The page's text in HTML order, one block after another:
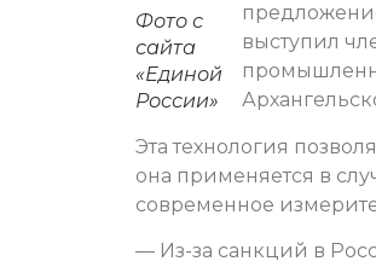
Фото с
сайта
«Единой
России»
выступил
Эта технология
она применяется в
современное
— Из-за санкций в